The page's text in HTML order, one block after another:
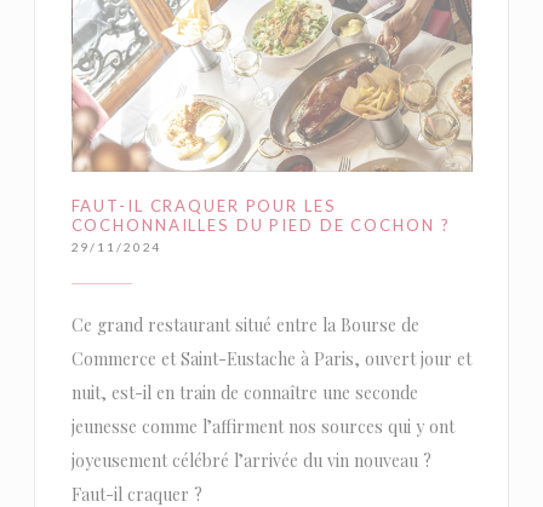
FAUT-IL CRAQUER POUR LES
COCHONNAILLES DU PIED DE COCHON ?
29/11/2024
Ce grand restaurant situé entre la Bourse de
Commerce et Saint-Eustache à Paris, ouvert jour et
nuit, est-il en train de connaître une seconde
jeunesse comme l’affirment nos sources qui y ont
joyeusement célébré l’arrivée du vin nouveau ?
Faut-il craquer ?